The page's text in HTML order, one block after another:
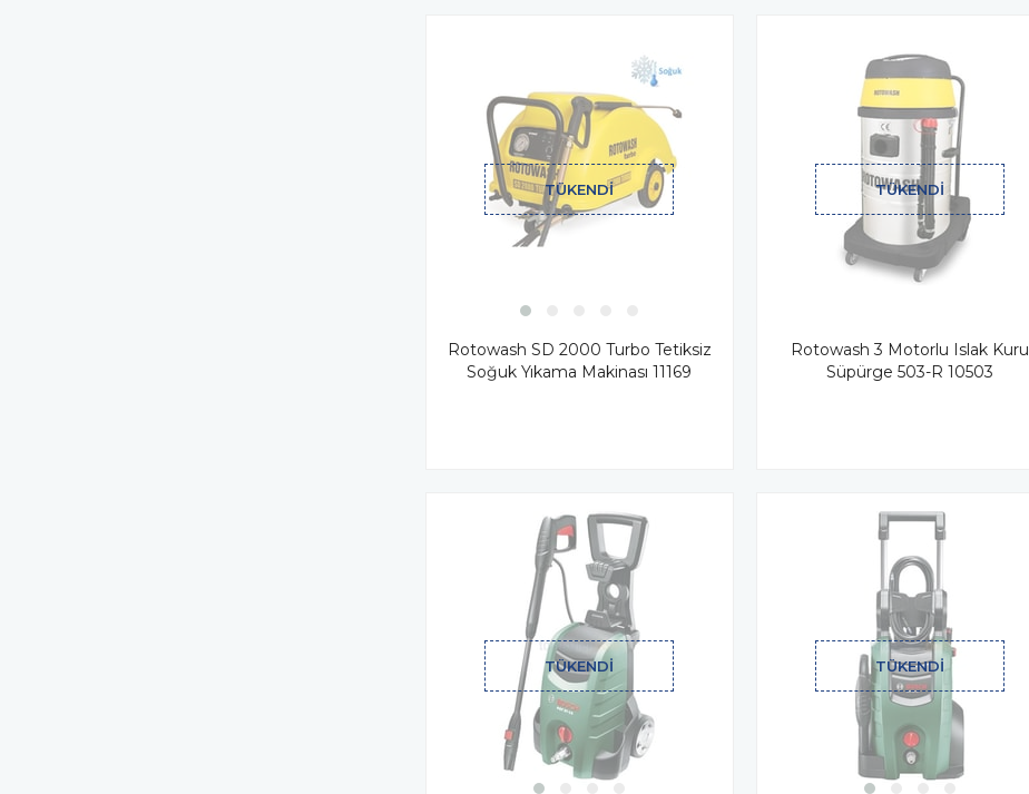
TÜKENDI
Rotowash SD 2000 Turbo Tetiksiz
Soğuk Yıkama Makinası 11169
TÜKENDI
Rotowash 3 Motorlu Islak Kuru
Süpürge 503-R 10503
TÜKENDI TÜKENDI